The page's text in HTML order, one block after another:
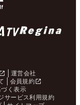
運営会社
会員規約
く表示
サービス利用規約